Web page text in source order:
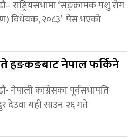
राष्ट्रियसभामा ‘सङ्क्रामक पशु रोग
विधेयक, २०८३’ पेस भएको
हङकङबाट नेपाल फर्किने
नेपाली कांग्रेसका पूर्वसभापति
देउवा यही साउन २६ गते